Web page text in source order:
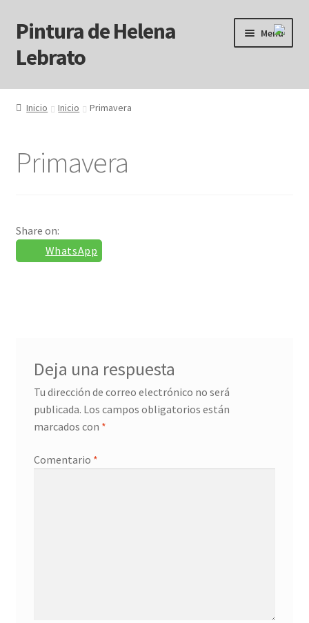
Ir
a
la
Ir
al
contenido
Pintura de Helena
Lebrato
Menú
Inicio
Arcanos
Blog
Historial de compras
La transacción ha fallado
Con ritmo
Inicio Inicio Primavera
Primavera
Share on:
WhatsApp
Deja una respuesta
Tu dirección de correo electrónico no será
publicada. Los campos obligatorios están
marcados con *
Comentario *